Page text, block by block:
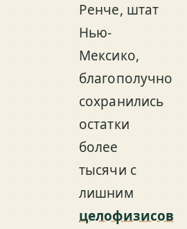
Ренче, штат
Нью-
Мексико,
благополучно
сохранились
остатки
более
тысячи с
лишним
целофизисов